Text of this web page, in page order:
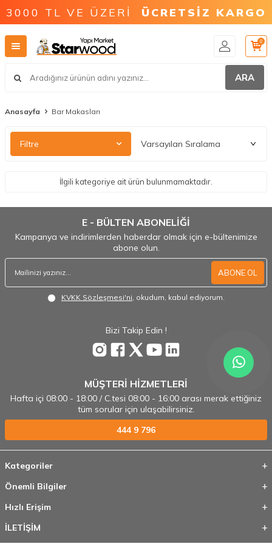
3000 TL VE ÜZERİ ÜCRETSİZ KARGO
ARA
0
Anasayfa Bar Makasları
Filtre
İlgili kategoriye ait ürün bulunmamaktadır.
E - BÜLTEN ABONELİĞİ
Kampanya ve indirimlerden haberdar olmak için e-bültenimize
abone olun.
ABONE OL
KVKK Sözleşmesi'ni, okudum, kabul ediyorum.
Bizi Takip Edin !
MÜŞTERİ HİZMETLERİ
Hafta içi 08:00 - 18:00 / C.tesi 08:00 - 16:00 arası merak ettiğiniz
tüm sorular için ulaşabilirsiniz.
444 9 796
Kategoriler
Önemli Bilgiler
Hızlı Erişim
İLETİŞİM